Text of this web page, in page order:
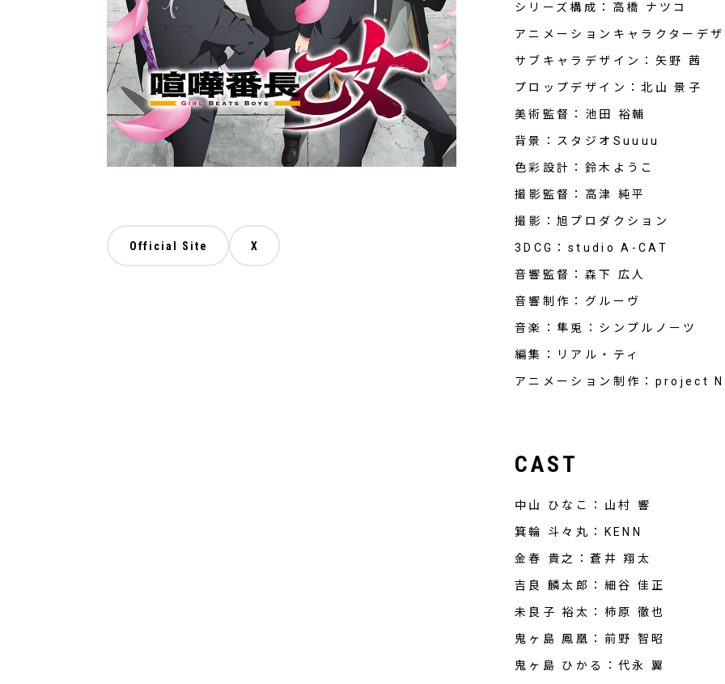
Official Site X
シリーズ構成：高橋 ナツコ
アニメーションキャラクターデ
サブキャラデザイン：矢野 茜
プロップデザイン：北山 景子
美術監督：池田 裕輔
背景：スタジオSuuuu
色彩設計：鈴木ようこ
撮影監督：高津 純平
撮影：旭プロダクション
3DCG：studio A-CAT
音響監督：森下 広人
音響制作：グルーヴ
音楽：隼兎：シンプルノーツ
編集：リアル・ティ
アニメーション制作：project
CAST
中山 ひなこ：山村 響
箕輪 斗々丸：KENN
金春 貴之：蒼井 翔太
吉良 麟太郎：細谷 佳正
未良子 裕太：柿原 徹也
鬼ヶ島 鳳凰：前野 智昭
鬼ヶ島 ひかる：代永 翼